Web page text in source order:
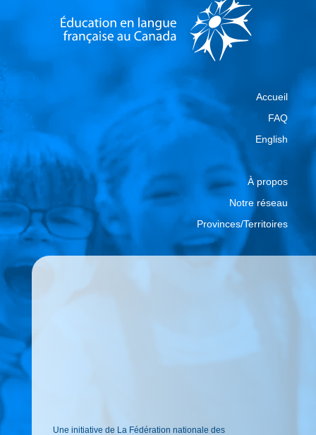
Accueil
FAQ
English
À propos
Notre réseau
Provinces/Territoires
Une initiative de La Fédération nationale des